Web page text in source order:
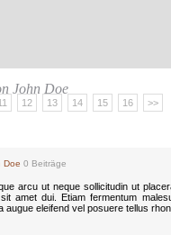
John Doe
12 13 14 15 16 >>
Doe 0 Beiträge
arcu ut neque sollicitudin ut
amet dui. Etiam fermentum
augue eleifend vel posuere tellus